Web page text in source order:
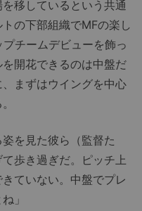
移しているという共通
の下部組織でMFの楽し
チームデビューを飾っ
開花できるのは中盤だ
まずはウイングを中心
を見た彼ら（監督た
歩き過ぎだ。ピッチ上
ていない。中盤でプレ
」